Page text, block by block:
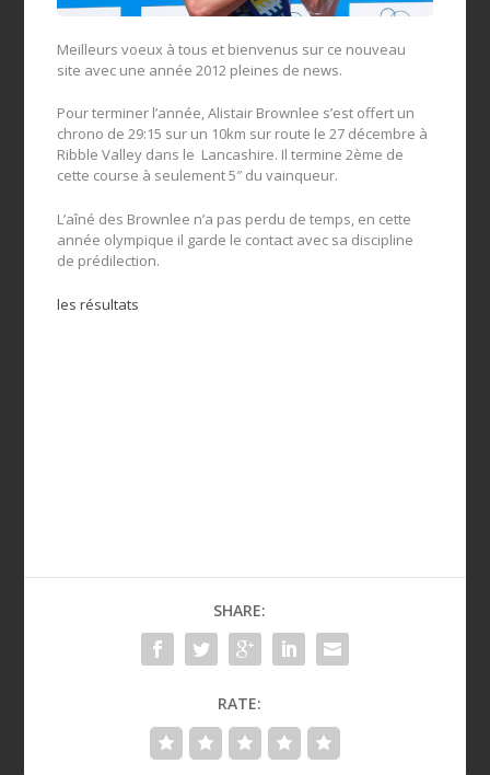
Meilleurs voeux à tous et bienvenus sur ce nouveau
site avec une année 2012 pleines de news.
Pour terminer l’année, Alistair Brownlee s’est offert un
chrono de 29:15 sur un 10km sur route le 27 décembre à
Ribble Valley dans le Lancashire. Il termine 2ème de
cette course à seulement 5″ du vainqueur.
L’aîné des Brownlee n’a pas perdu de temps, en cette
année olympique il garde le contact avec sa discipline
de prédilection.
les résultats
SHARE:
RATE: